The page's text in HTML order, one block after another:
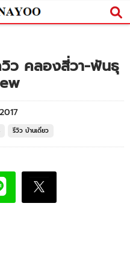
ว คลองสี่วา-พันธุ
รีวิว บ้านเดี่ยว